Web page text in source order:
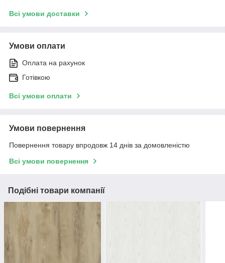
Всі умови доставки
Умови оплати
Оплата на рахунок
Готівкою
Всі умови оплати
Умови повернення
Повернення товару впродовж 14 днів за домовленістю
Всі умови повернення
Подібні товари компанії